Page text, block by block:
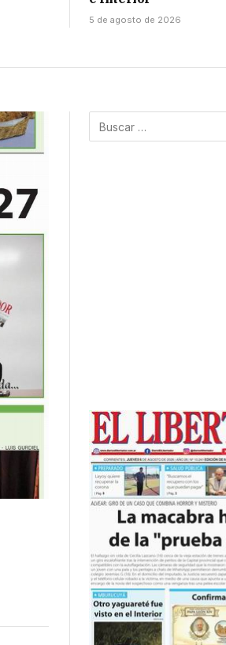
5 de agosto de 2026